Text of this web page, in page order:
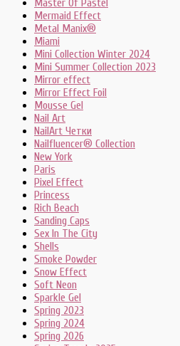
Master Of Pastel
Mermaid Effect
Metal Manix®
Miami
Mini Collection Winter 2024
Mini Summer Collection 2023
Mirror effect
Mirror Effect Foil
Mousse Gel
Nail Art
NailArt Четки
Nailfluencer® Collection
New York
Paris
Pixel Effect
Princess
Rich Beach
Sanding Caps
Sex In The City
Shells
Smoke Powder
Snow Effect
Soft Neon
Sparkle Gel
Spring 2023
Spring 2024
Spring 2026